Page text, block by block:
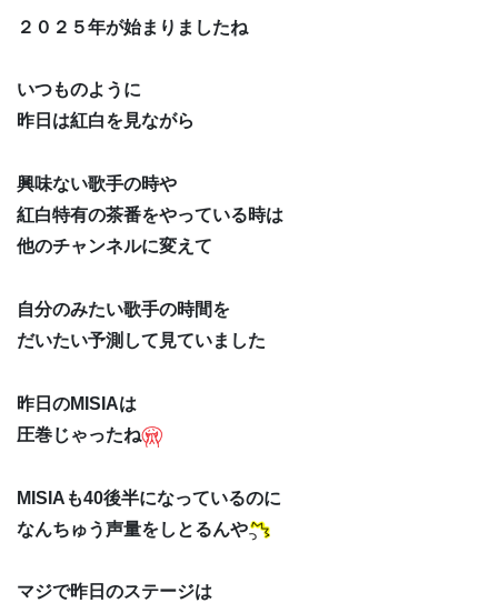
２０２５年が始まりましたね
いつものように
昨日は紅白を見ながら
興味ない歌手の時や
紅白特有の茶番をやっている時は
他のチャンネルに変えて
自分のみたい歌手の時間を
だいたい予測して見ていました
昨日のMISIAは
圧巻じゃったね
MISIAも40後半になっているのに
なんちゅう声量をしとるんや
マジで昨日のステージは